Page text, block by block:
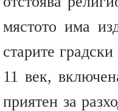
мястото има
старите
11 век,
приятен за